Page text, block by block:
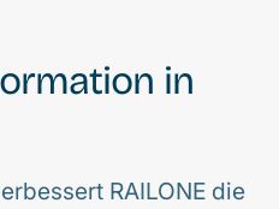
in
RAILONE die